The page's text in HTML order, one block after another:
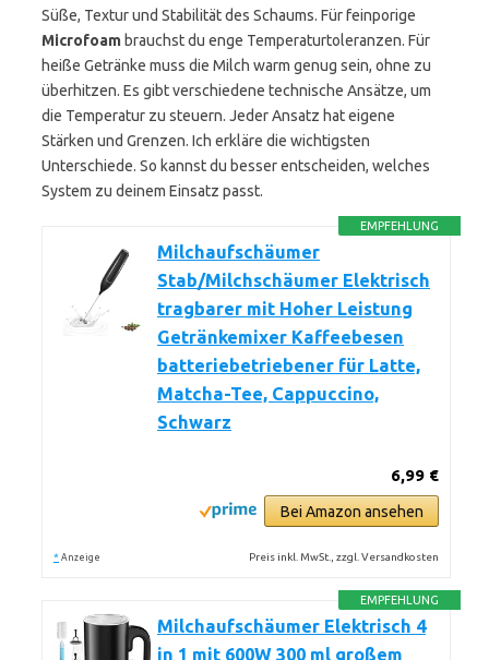
Süße, Textur und Stabilität des Schaums. Für feinporige
Microfoam brauchst du enge Temperaturtoleranzen. Für
heiße Getränke muss die Milch warm genug sein, ohne zu
überhitzen. Es gibt verschiedene technische Ansätze, um
die Temperatur zu steuern. Jeder Ansatz hat eigene
Stärken und Grenzen. Ich erkläre die wichtigsten
Unterschiede. So kannst du besser entscheiden, welches
System zu deinem Einsatz passt.
EMPFEHLUNG
Milchaufschäumer
Stab/Milchschäumer Elektrisch
tragbarer mit Hoher Leistung
Getränkemixer Kaffeebesen
batteriebetriebener für Latte,
Matcha-Tee, Cappuccino,
Schwarz
6,99 €
Bei Amazon ansehen
* Anzeige Preis inkl. MwSt., zzgl. Versandkosten
EMPFEHLUNG
Milchaufschäumer Elektrisch 4
in 1 mit 600W 300 ml großem